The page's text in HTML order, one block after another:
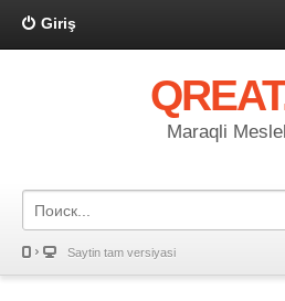
Giriş
Maraqli
Saytin tam versiyasi